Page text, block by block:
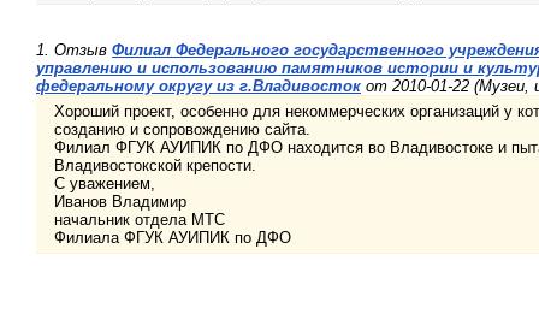
1. Отзыв Филиал Федерального государственного
управлению и использованию памятников истории и
федеральному округу из г.Владивосток от 2010-01-22
Хороший проект, особенно для некоммерческих организаций у
созданию и сопровождению сайта.
Филиал ФГУК АУИПИК по ДФО находится во Владивостоке и
Владивостокской крепости.
С уважением,
Иванов Владимир
начальник отдела МТС
Филиала ФГУК АУИПИК по ДФО